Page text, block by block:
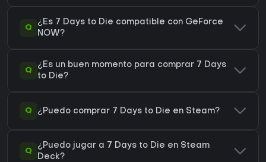
Q
¿Es 7 Days to Die compatible con GeForce
NOW?
Q
¿Es un buen momento para comprar 7 Days
to Die?
Q ¿Puedo comprar 7 Days to Die en Steam?
Q
¿Puedo jugar a 7 Days to Die en Steam
Deck?